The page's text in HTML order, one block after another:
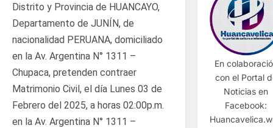
Distrito y Provincia de HUANCAYO,
Departamento de JUNÍN, de
nacionalidad PERUANA, domiciliado
en la Av. Argentina N° 1311 –
Chupaca, pretenden contraer
Matrimonio Civil, el día Lunes 03 de
Febrero del 2025, a horas 02:00p.m.
en la Av. Argentina N° 1311 –
En
con el Portal
Noticias en
Facebook: